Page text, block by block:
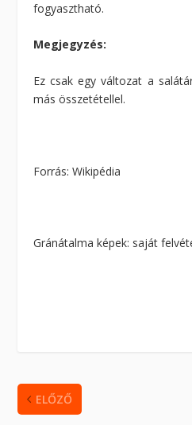
fogyasztható.
Megjegyzés:
Ez csak egy változat a
más összetétellel.
Forrás: Wikipédia
Gránátalma képek: saját
ELŐZŐ